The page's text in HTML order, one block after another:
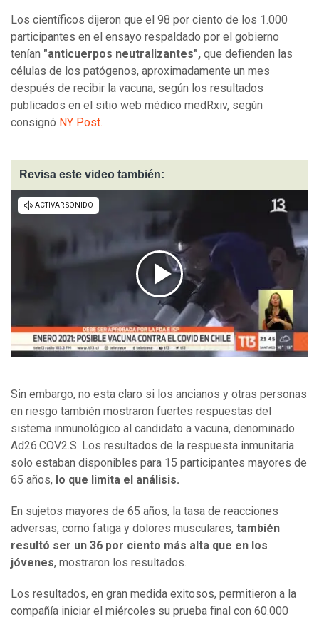
Los científicos dijeron que el 98 por ciento de los 1.000
participantes en el ensayo respaldado por el gobierno
tenían "anticuerpos neutralizantes", que defienden las
células de los patógenos, aproximadamente un mes
después de recibir la vacuna, según los resultados
publicados en el sitio web médico medRxiv, según
consignó NY Post.
Revisa este video también:
Sin embargo, no esta claro si los ancianos y otras personas
en riesgo también mostraron fuertes respuestas del
sistema inmunológico al candidato a vacuna, denominado
Ad26.COV2.S. Los resultados de la respuesta inmunitaria
solo estaban disponibles para 15 participantes mayores de
65 años, lo que limita el análisis.
En sujetos mayores de 65 años, la tasa de reacciones
adversas, como fatiga y dolores musculares, también
resultó ser un 36 por ciento más alta que en los
jóvenes, mostraron los resultados.
Los resultados, en gran medida exitosos, permitieron a la
compañía iniciar el miércoles su prueba final con 60.000